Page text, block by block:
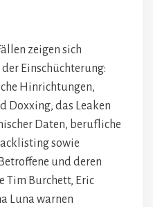
zeigen sich
Einschüchterung:
Hinrichtungen,
Doxxing, das Leaken
Daten, berufliche
sowie
und deren
Tim Burchett, Eric
Luna warnen